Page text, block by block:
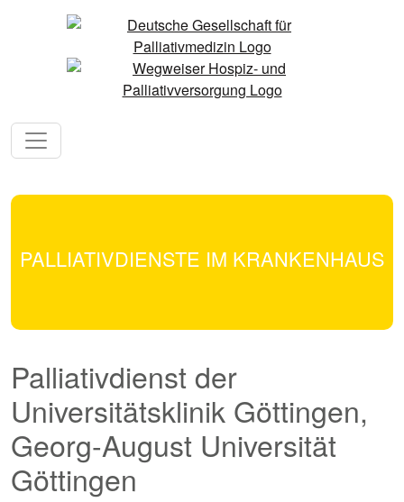
PALLIATIVDIENSTE IM KRANKENHAUS
Palliativdienst der
Universitätsklinik Göttingen,
Georg-August Universität
Göttingen